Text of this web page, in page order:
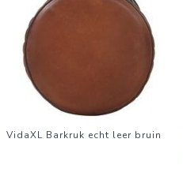
VidaXL Barkruk echt leer bruin